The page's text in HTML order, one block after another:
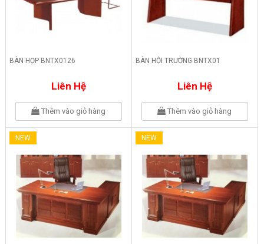
BÀN HỌP BNTX0126
Liên Hệ
Thêm vào giỏ hàng
BÀN HỘI TRƯỜNG BNTX01
Liên Hệ
Thêm vào giỏ hàng
NEW NEW